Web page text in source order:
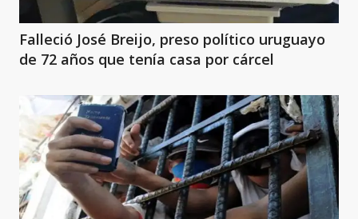
Falleció José Breijo, preso político uruguayo
de 72 años que tenía casa por cárcel